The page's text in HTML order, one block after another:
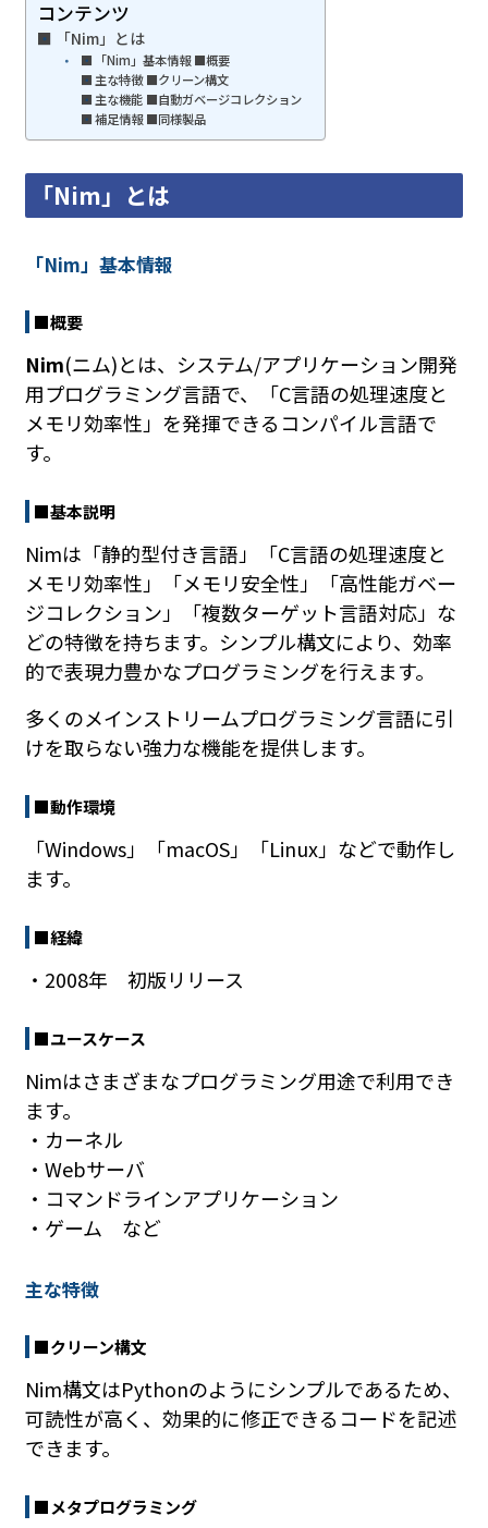
コンテンツ
「Nim」とは
「Nim」基本情報 ■概要
主な特徴 ■クリーン構文
主な機能 ■自動ガベージコレクション
補足情報 ■同様製品
「Nim」とは
「Nim」基本情報
■概要
Nim(ニム)とは、システム/アプリケーション開発
用プログラミング言語で、「C言語の処理速度と
メモリ効率性」を発揮できるコンパイル言語で
す。
■基本説明
Nimは「静的型付き言語」「C言語の処理速度と
メモリ効率性」「メモリ安全性」「高性能ガベー
ジコレクション」「複数ターゲット言語対応」な
どの特徴を持ちます。シンプル構文により、効率
的で表現力豊かなプログラミングを行えます。
多くのメインストリームプログラミング言語に引
けを取らない強力な機能を提供します。
■動作環境
「Windows」「macOS」「Linux」などで動作し
ます。
■経緯
・2008年 初版リリース
■ユースケース
Nimはさまざまなプログラミング用途で利用でき
ます。
・カーネル
・Webサーバ
・コマンドラインアプリケーション
・ゲーム など
主な特徴
■クリーン構文
Nim構文はPythonのようにシンプルであるため、
可読性が高く、効果的に修正できるコードを記述
できます。
■メタプログラミング